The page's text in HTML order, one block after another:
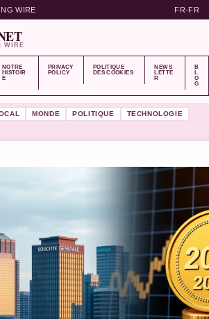
WIRE FR-FR
WIRE
NOTRE
HISTOIR
E
PRIVACY
POLICY
POLITIQUE
DES COOKIES
NEWS
LETTE
R
B
L
O
G
MONDE POLITIQUE
TECHNOLOGIE